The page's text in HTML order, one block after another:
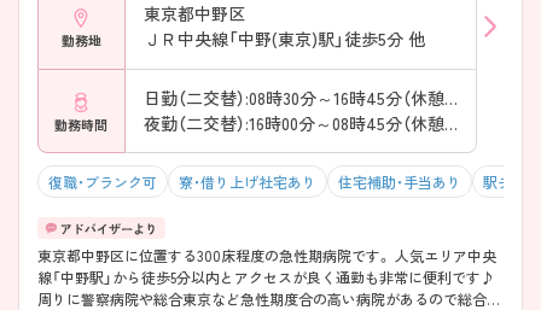
勤務地
東京都中野区
ＪＲ中央線「中野(東京)駅」徒歩5分 他
勤務時間
日勤（二交替）:08時30分～16時45分（休憩45分）
夜勤（二交替）:16時00分～08時45分（休憩90分）
復職・ブランク可 寮・借り上げ社宅あり 住宅補助・手当あり 駅チカ（
東京都中野区に位置する300床程度の急性期病院です。 人気エリア中央
線「中野駅」から徒歩5分以内とアクセスが良く通勤も非常に便利です♪
周りに警察病院や総合東京など急性期度合の高い病院があるので総合病